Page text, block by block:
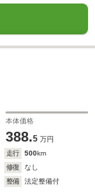
本体価格
388.5 万円
走行 500km
修復
なし
整備
法定整備付